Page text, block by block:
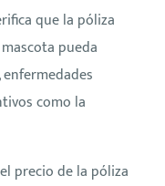
que la póliza
pueda
como la
precio de la póliza